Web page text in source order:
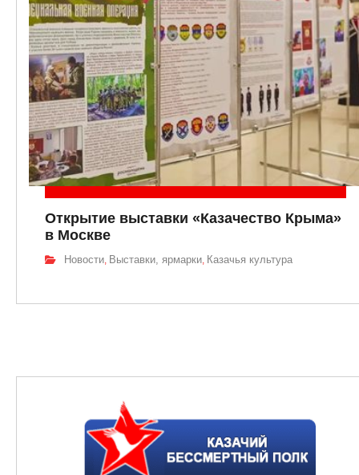
Открытие выставки «Казачество Крыма»
в Москве
Новости Выставки, ярмарки Казачья культура